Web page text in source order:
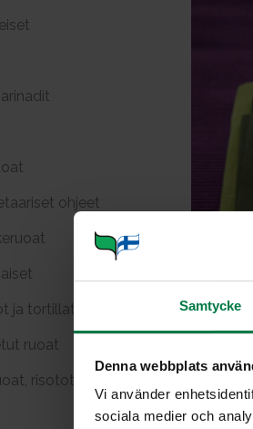
Samtycke
Denna webbplats
Vi använder
sociala medier och
ohjeet
ja tortillat
ruoat
risotot